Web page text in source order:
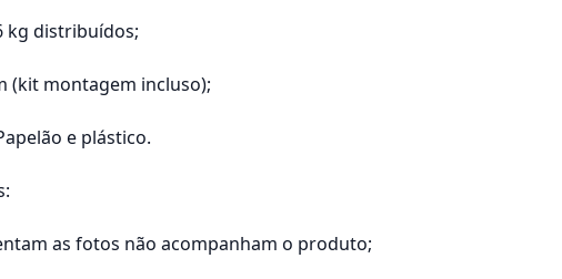
kg distribuídos;
(kit montagem incluso);
e plástico.
as fotos não acompanham o produto;